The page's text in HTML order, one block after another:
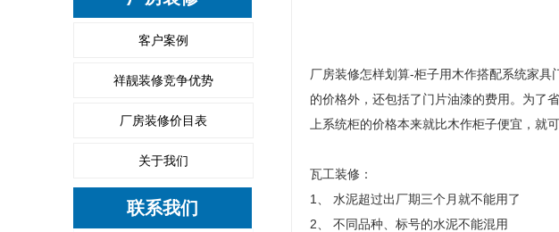
客户案例
祥靓装修竞争优势
厂房装修价目表
关于我们
联系我们
厂房装修怎样划算-柜子用木作搭配系统家
的价格外，还包括了门片油漆的费用。为了
上系统柜的价格本来就比木作柜子便宜，就
瓦工装修：
1、 水泥超过出厂期三个月就不能用了
2、 不同品种、标号的水泥不能混用